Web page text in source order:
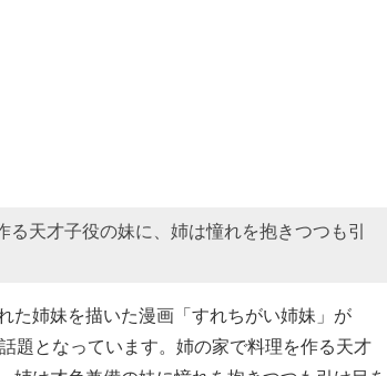
天才子役の妹に、姉は憧れを抱きつつも引
た姉妹を描いた漫画「すれちがい姉妹」が
題となっています。姉の家で料理を作る天才